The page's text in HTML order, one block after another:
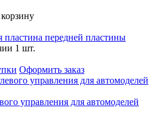
пластина передней пластины
1 шт.
Оформить заказ
управления для автомоделей